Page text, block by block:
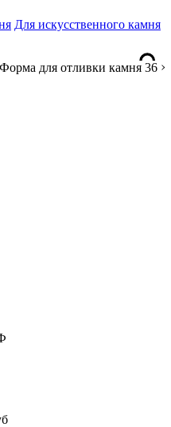
Для искусственного камня